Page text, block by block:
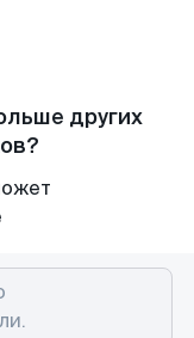
других